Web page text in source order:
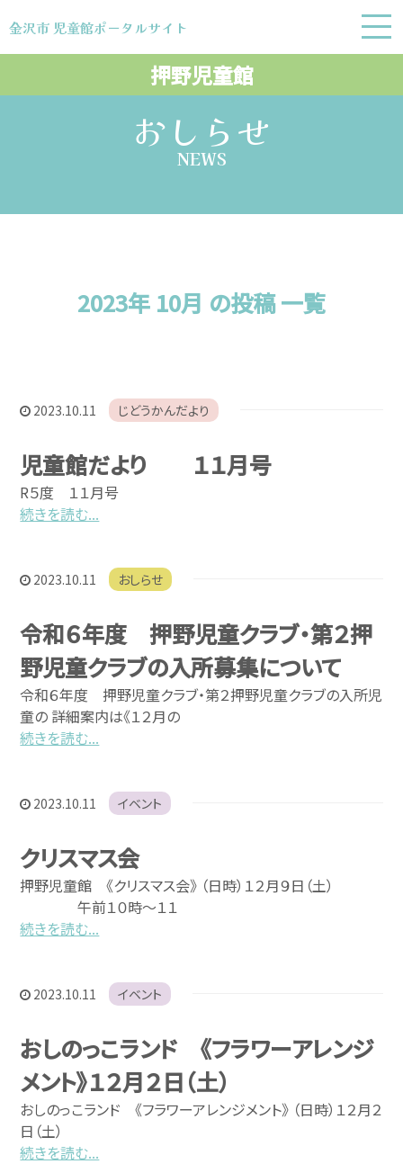
金沢市 児童館ポータルサイト
金沢市 児童館ポータルサイト
おしらせ
NEWS
2023年 10月 の投稿 一覧
2023.10.11 じどうかんだより
児童館だより １１月号
R５度 １１月号
続きを読む...
2023.10.11 おしらせ
令和６年度 押野児童クラブ・第２押
野児童クラブの入所募集について
令和６年度 押野児童クラブ・第２押野児童クラブの入所児
童の 詳細案内は《１２月の
続きを読む...
2023.10.11 イベント
クリスマス会
押野児童館 《クリスマス会》 （日時）１２月９日（土）
午前１０時～１１
続きを読む...
2023.10.11 イベント
おしのっこランド 《フラワーアレンジ
メント》１２月２日（土）
おしのっこランド 《フラワーアレンジメント》 （日時）１２月２
日（土）
続きを読む...
押野児童館